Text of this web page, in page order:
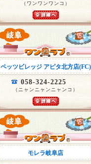
（ワンワンワンコ）
ペッツビレッジ アピタ北方店(FC)
058-324-2225
（ニャンニャンニャンコ）
モレラ岐阜店